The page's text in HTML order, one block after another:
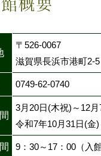
〒526-0067
滋賀県長浜市港町2-5
0749-62-0740
3月20日(木祝)～12
令和7年10月31日(
9：30～17：00（入